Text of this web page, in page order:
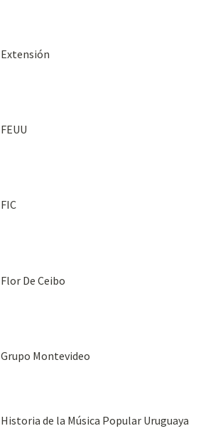
Extensión
FEUU
FIC
Flor De Ceibo
Grupo Montevideo
Historia de la Música Popular Uruguaya